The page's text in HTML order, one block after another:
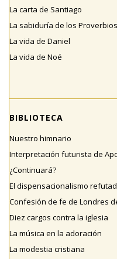
La carta de Santiago
La sabiduría de los Proverbios
La vida de Daniel
La vida de Noé
BIBLIOTECA
Nuestro himnario
Interpretación futurista de
¿Continuará?
El dispensacionalismo
Confesión de fe de Londres
Diez cargos contra la iglesia
La música en la adoración
La modestia cristiana